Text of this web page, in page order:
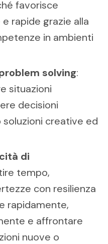
favorisce
rapide grazie alla
in ambienti
solving:
situazioni
decisioni
creative ed
di
tempo,
con resilienza
rapidamente,
e affrontare
nuove o